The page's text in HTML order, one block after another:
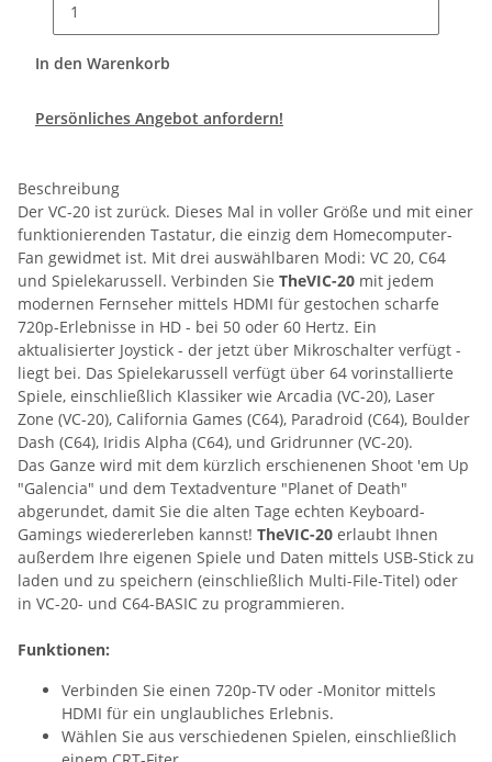
In den Warenkorb
Persönliches Angebot anfordern!
Beschreibung
Der VC-20 ist zurück. Dieses Mal in voller Größe und mit einer
funktionierenden Tastatur, die einzig dem Homecomputer-
Fan gewidmet ist. Mit drei auswählbaren Modi: VC 20, C64
und Spielekarussell. Verbinden Sie TheVIC-20 mit jedem
modernen Fernseher mittels HDMI für gestochen scharfe
720p-Erlebnisse in HD - bei 50 oder 60 Hertz. Ein
aktualisierter Joystick - der jetzt über Mikroschalter verfügt -
liegt bei. Das Spielekarussell verfügt über 64 vorinstallierte
Spiele, einschließlich Klassiker wie Arcadia (VC-20), Laser
Zone (VC-20), California Games (C64), Paradroid (C64), Boulder
Dash (C64), Iridis Alpha (C64), und Gridrunner (VC-20).
Das Ganze wird mit dem kürzlich erschienenen Shoot 'em Up
"Galencia" und dem Textadventure "Planet of Death"
abgerundet, damit Sie die alten Tage echten Keyboard-
Gamings wiedererleben kannst! TheVIC-20 erlaubt Ihnen
außerdem Ihre eigenen Spiele und Daten mittels USB-Stick zu
laden und zu speichern (einschließlich Multi-File-Titel) oder
in VC-20- und C64-BASIC zu programmieren.
Funktionen:
Verbinden Sie einen 720p-TV oder -Monitor mittels
HDMI für ein unglaubliches Erlebnis.
Wählen Sie aus verschiedenen Spielen, einschließlich